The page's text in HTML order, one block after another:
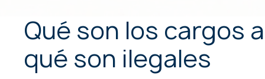
Qué son los cargos
qué son ilegales